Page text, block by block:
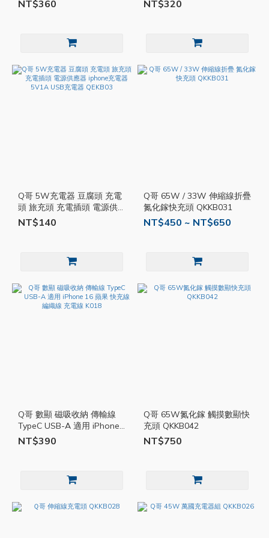
NT$360
充頭 QKKB009
NT$320
Q哥 5W充電器 豆腐頭 充電
頭 旅充頭 充電插頭 電源供
應器 iphone充電器 5V1A
NT$140
Q哥 65W / 33W 伸縮線折疊
氮化鎵快充頭 QKKB031
NT$450 ~ NT$650
Q哥 數顯 磁吸收納 傳輸線
TypeC USB-A 適用 iPhone
16 蘋果 快充線 編織線 充電
線 K018
NT$390
Q哥 65W氮化鎵 觸摸數顯快
充頭 QKKB042
NT$750